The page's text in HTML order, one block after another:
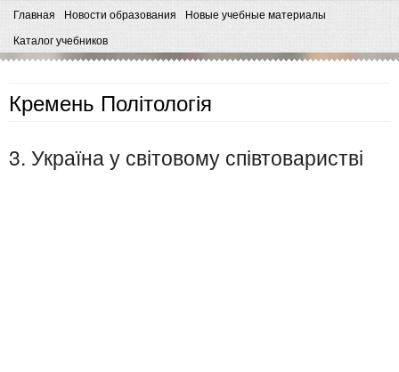
Главная Новости образования
Новые учебные материалы
Каталог учебников
Кремень Політологія
3. Україна у світовому співтоваристві